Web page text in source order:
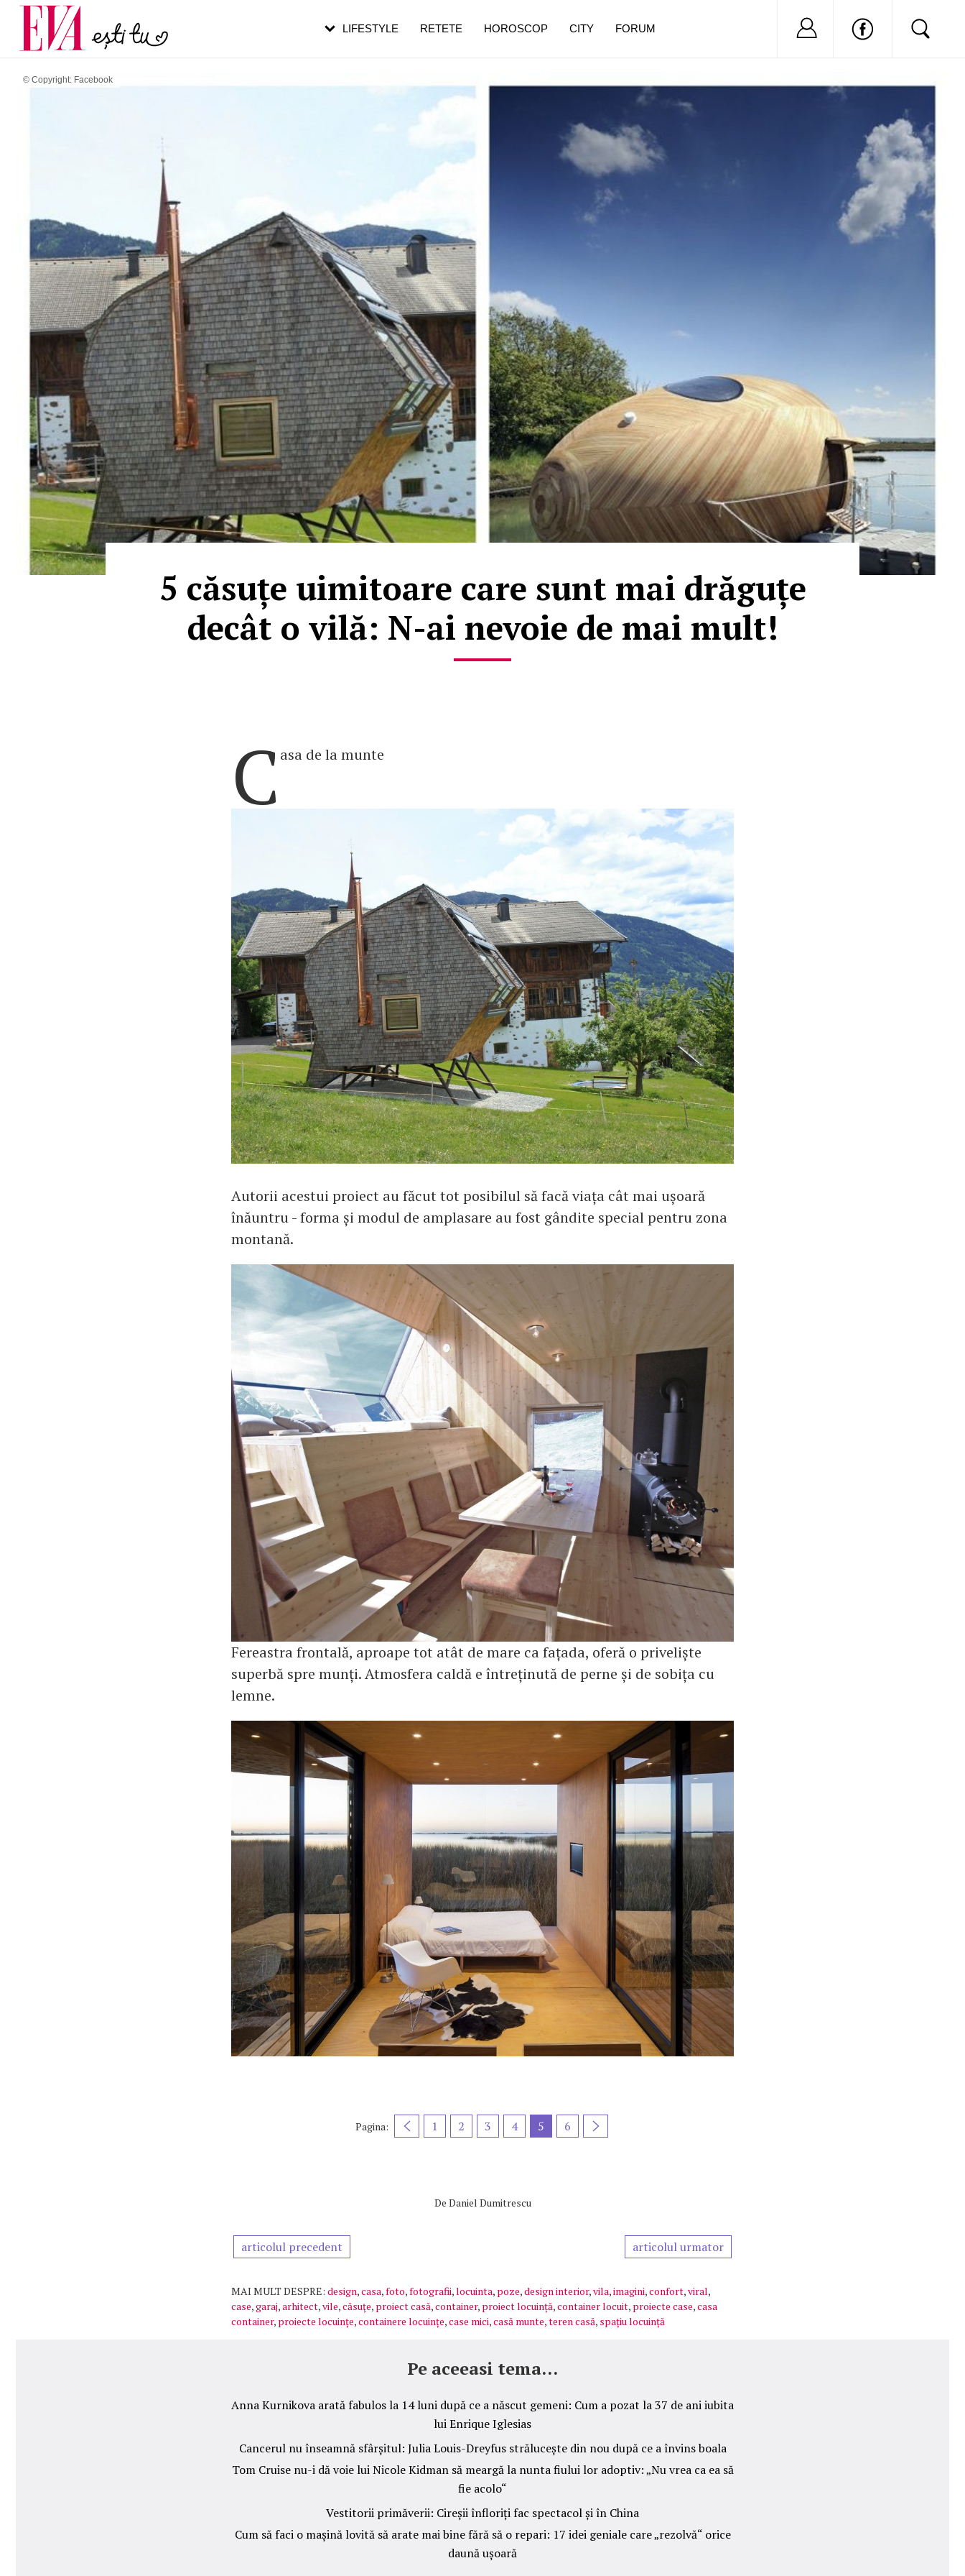
© Copyright: Facebook
5 căsuțe uimitoare care sunt mai drăguțe
decât o vilă: N-ai nevoie de mai mult!
C asa de la munte
Autorii acestui proiect au făcut tot posibilul să facă viața cât mai ușoară
înăuntru - forma și modul de amplasare au fost gândite special pentru zona
montană.
Fereastra frontală, aproape tot atât de mare ca fațada, oferă o priveliște
superbă spre munți. Atmosfera caldă e întreținută de perne și de sobița cu
lemne.
Pagina: 1 2 3 4 5 6
De Daniel Dumitrescu
articolul precedent articolul urmator
MAI MULT DESPRE: design,casa,foto,fotografii,locuinta, poze,design interior,vila,imagini,confort,viral,
case,garaj,arhitect,vile,căsuţe, proiect casă,container, proiect locuință,container locuit, proiecte case,casa
container, proiecte locuințe,containere locuințe,case mici,casă munte,teren casă, spațiu locuință
Pe aceeasi tema...
Anna Kurnikova arată fabulos la 14 luni după ce a născut gemeni: Cum a pozat la 37 de ani iubita
lui Enrique Iglesias
Cancerul nu înseamnă sfârșitul: Julia Louis-Dreyfus strălucește din nou după ce a învins boala
Tom Cruise nu-i dă voie lui Nicole Kidman să meargă la nunta fiului lor adoptiv: „Nu vrea ca ea să
fie acolo“
Vestitorii primăverii: Cireșii înfloriți fac spectacol și în China
Cum să faci o mașină lovită să arate mai bine fără să o repari: 17 idei geniale care „rezolvă“ orice
daună ușoară
LIFESTYLE RETETE HOROSCOP CITY FORUM Nu ai cont?
Carieră
Actualitate
pe măsură ce înaintezi în vârstă